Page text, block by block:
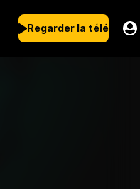
Regarder la télé